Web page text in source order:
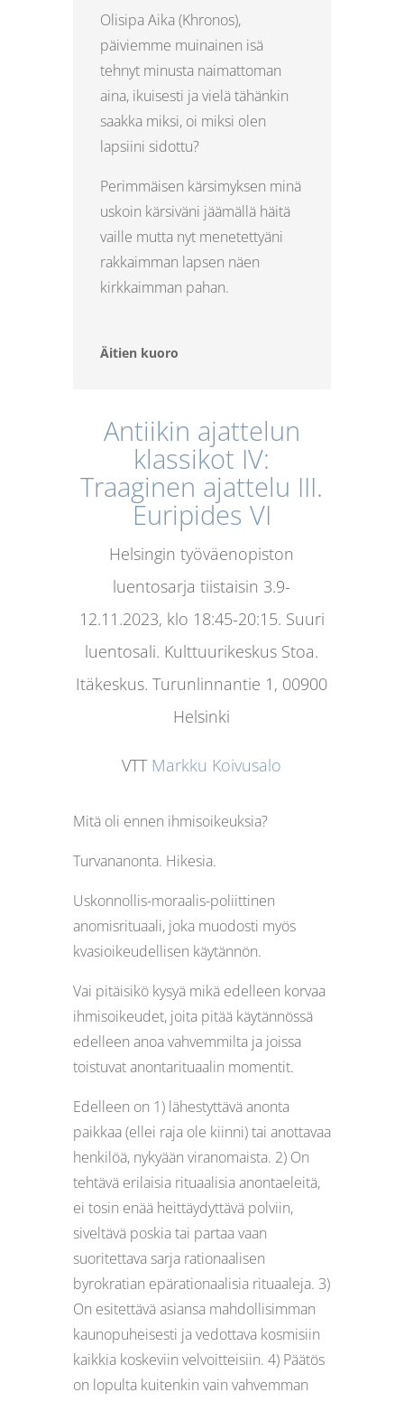
Olisipa Aika (Khronos),
päiviemme muinainen isä
tehnyt minusta naimattoman
aina, ikuisesti ja vielä tähänkin
saakka miksi, oi miksi olen
lapsiini sidottu?
Perimmäisen kärsimyksen minä
uskoin kärsiväni jäämällä häitä
vaille mutta nyt menetettyäni
rakkaimman lapsen näen
kirkkaimman pahan.
Äitien kuoro
Antiikin ajattelun
klassikot IV:
Traaginen ajattelu III.
Euripides VI
Helsingin työväenopiston
luentosarja tiistaisin 3.9-
12.11.2023, klo 18:45-20:15. Suuri
luentosali. Kulttuurikeskus Stoa.
Itäkeskus.Turunlinnantie 1, 00900
Helsinki
VTT Markku Koivusalo
Mitä oli ennen ihmisoikeuksia?
Turvananonta. Hikesia.
Uskonnollis-moraalis-poliittinen
anomisrituaali, joka muodosti myös
kvasioikeudellisen käytännön.
Vai pitäisikö kysyä mikä edelleen korvaa
ihmisoikeudet, joita pitää käytännössä
edelleen anoa vahvemmilta ja joissa
toistuvat anontarituaalin momentit.
Edelleen on 1) lähestyttävä anonta
paikkaa (ellei raja ole kiinni) tai anottavaa
henkilöä, nykyään viranomaista. 2) On
tehtävä erilaisia rituaalisia anontaeleitä,
ei tosin enää heittäydyttävä polviin,
siveltävä poskia tai partaa vaan
suoritettava sarja rationaalisen
byrokratian epärationaalisia rituaaleja. 3)
On esitettävä asiansa mahdollisimman
kaunopuheisesti ja vedottava kosmisiin
kaikkia koskeviin velvoitteisiin. 4) Päätös
on lopulta kuitenkin vain vahvemman